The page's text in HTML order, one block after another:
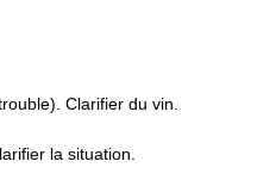
Clarifier du vin.
la situation.